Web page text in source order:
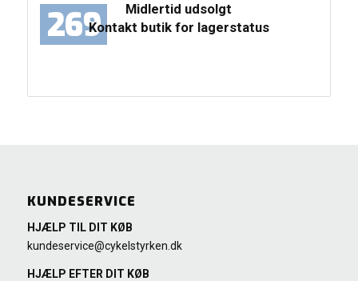
Midlertid udsolgt
Kontakt butik for lagerstatus
269
KUNDESERVICE
HJÆLP TIL DIT KØB
kundeservice@cykelstyrken.dk
HJÆLP EFTER DIT KØB